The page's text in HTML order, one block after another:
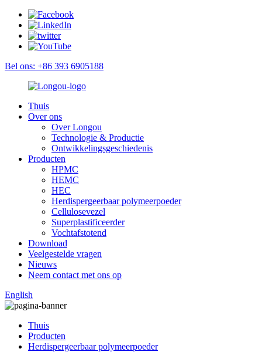
Bel ons: +86 393 6905188
Thuis
Over ons
Over Longou
Technologie & Productie
Ontwikkelingsgeschiedenis
Producten
HPMC
HEMC
HEC
Herdispergeerbaar polymeerpoeder
Cellulosevezel
Superplastificeerder
Vochtafstotend
Download
Veelgestelde vragen
Nieuws
Neem contact met ons op
English
Thuis
Producten
Herdispergeerbaar polymeerpoeder